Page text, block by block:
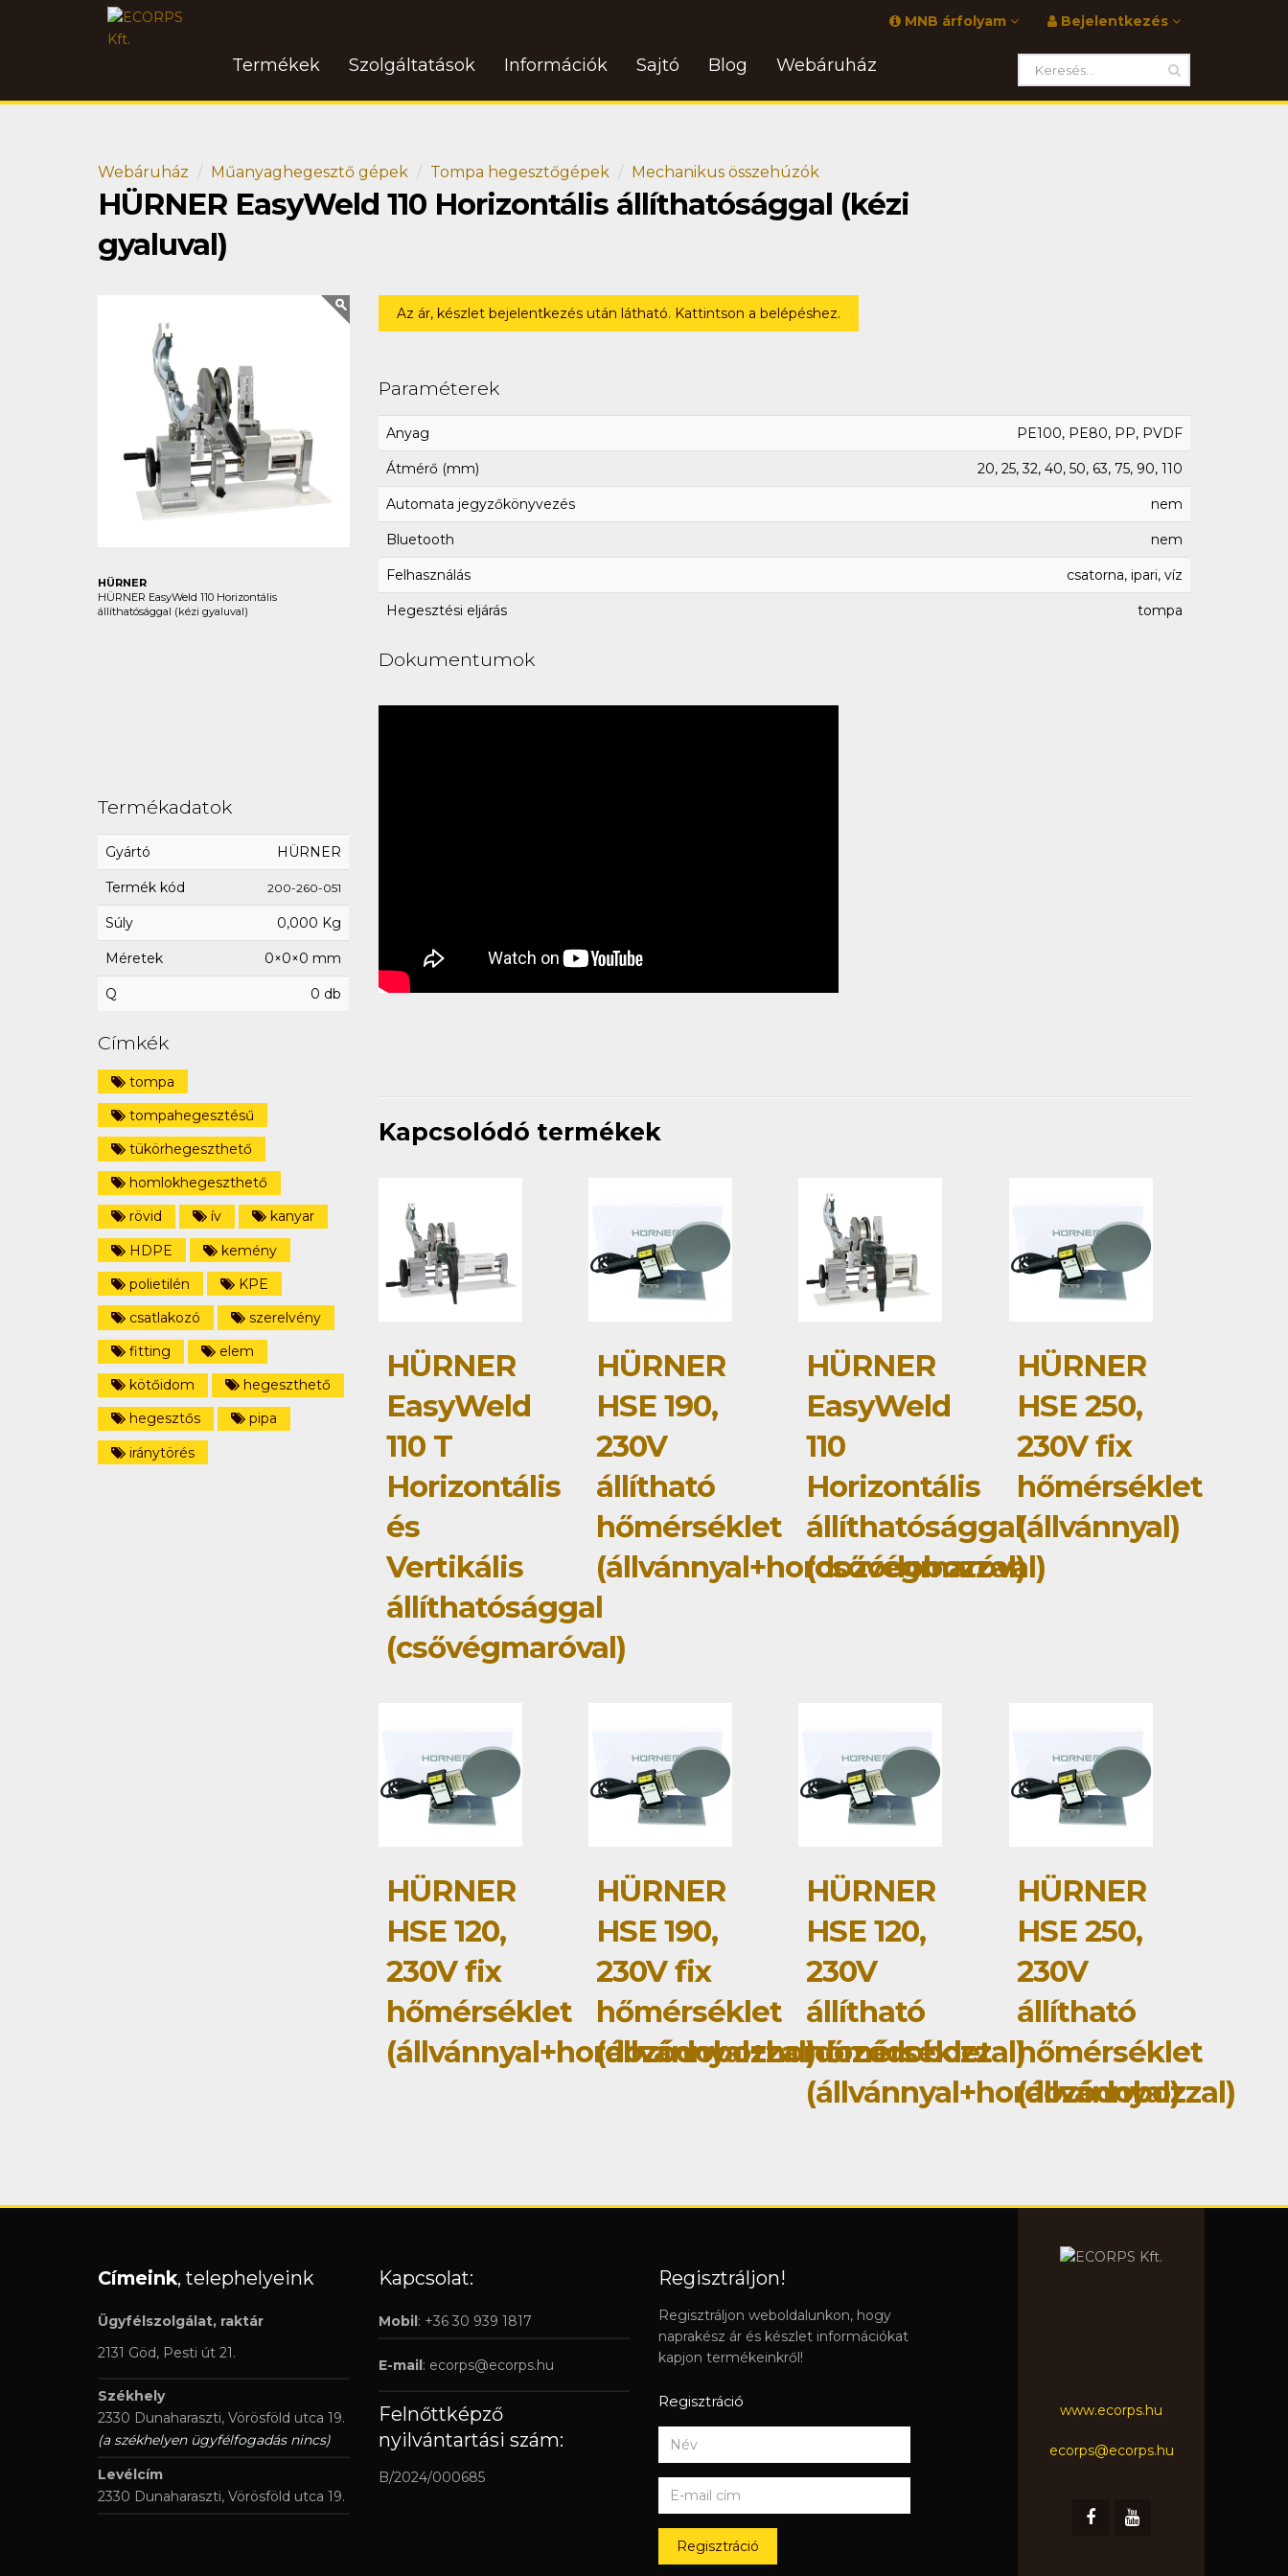
Bejelentkezés
MNB árfolyam
Termékek Szolgáltatások Információk Sajtó Blog Webáruház
Webáruház Műanyaghegesztő gépek Tompa hegesztőgépek Mechanikus összehúzók
HÜRNER EasyWeld 110 Horizontális állíthatósággal (kézi
gyaluval)
HÜRNER
HÜRNER EasyWeld 110 Horizontális
állíthatósággal (kézi gyaluval)
Az ár, készlet bejelentkezés után látható. Kattintson a belépéshez.
Paraméterek
Anyag PE100, PE80, PP, PVDF
Átmérő (mm) 20, 25, 32, 40, 50, 63, 75, 90, 110
Automata jegyzőkönyvezés nem
Bluetooth nem
Felhasználás csatorna, ipari, víz
Hegesztési eljárás tompa
Dokumentumok
Termékadatok
Gyártó HÜRNER
Termék kód 200-260-051
Súly 0,000 Kg
Méretek 0×0×0 mm
Q 0 db
Címkék
tompa
tompahegesztésű
tükörhegeszthető
homlokhegeszthető
rövid
ív
kanyar
HDPE
kemény
polietilén
KPE
csatlakozó
szerelvény
fitting
elem
kötőidom
hegeszthető
hegesztős
pipa
iránytörés
Kapcsolódó termékek
HÜRNER
EasyWeld
110 T
Horizontális
és
Vertikális
állíthatósággal
(csővégmaróval)
HÜRNER
HSE 190,
230V
állítható
hőmérséklet
(állvánnyal+hordozódobozzal)
HÜRNER
EasyWeld
110
Horizontális
állíthatósággal
(csővégmaróval)
HÜRNER
HSE 250,
230V fix
hőmérséklet
(állvánnyal)
HÜRNER
HSE 120,
230V fix
hőmérséklet
(állvánnyal+hordozódobozzal)
HÜRNER
HSE 190,
230V fix
hőmérséklet
(állvánnyal+hordozódobozzal)
HÜRNER
HSE 120,
230V
állítható
hőmérséklet
(állvánnyal+hordozódobozzal)
HÜRNER
HSE 250,
230V
állítható
hőmérséklet
(állvánnyal)
Címeink, telephelyeink
Ügyfélszolgálat, raktár
2131 Göd, Pesti út 21.
Székhely
2330 Dunaharaszti, Vörösföld utca 19.
(a székhelyen ügyfélfogadás nincs)
Levélcím
2330 Dunaharaszti, Vörösföld utca 19.
Kapcsolat:
Mobil: +36 30 939 1817
E-mail: ecorps@ecorps.hu
Felnőttképző
nyilvántartási szám:
B/2024/000685
Regisztráljon!
Regisztráljon weboldalunkon, hogy
naprakész ár és készlet információkat
kapjon termékeinkről!
Regisztráció
Regisztráció
www.ecorps.hu
ecorps@ecorps.hu